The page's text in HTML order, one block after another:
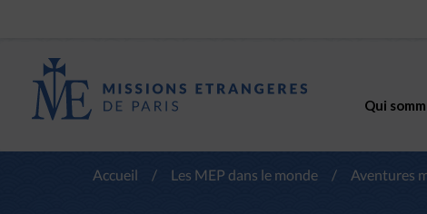
Qui
Accueil / Les MEP dans le monde / Aventures